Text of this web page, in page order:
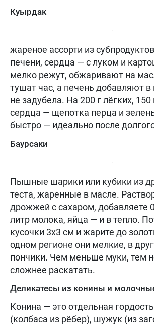
Куырдак
жареное ассорти из
печени, сердца — с луком и
мелко режут, обжаривают на
тушат час, а печень добавляют
не задубела. На 200 г лёгких, 150
сердца — щепотка перца и
быстро — идеально после
Баурсаки
Пышные шарики или кубики из
теста, жаренные в масле.
дрожжей с сахаром, добавляете
литр молока, яйца — и в тепло.
кусочки 3х3 см и жарите до
одном регионе они мелкие, в
пончики. Чем меньше муки, тем
сложнее раскатать.
Деликатесы из конины и
Конина — это отдельная
(колбаса из рёбер), шужук (из